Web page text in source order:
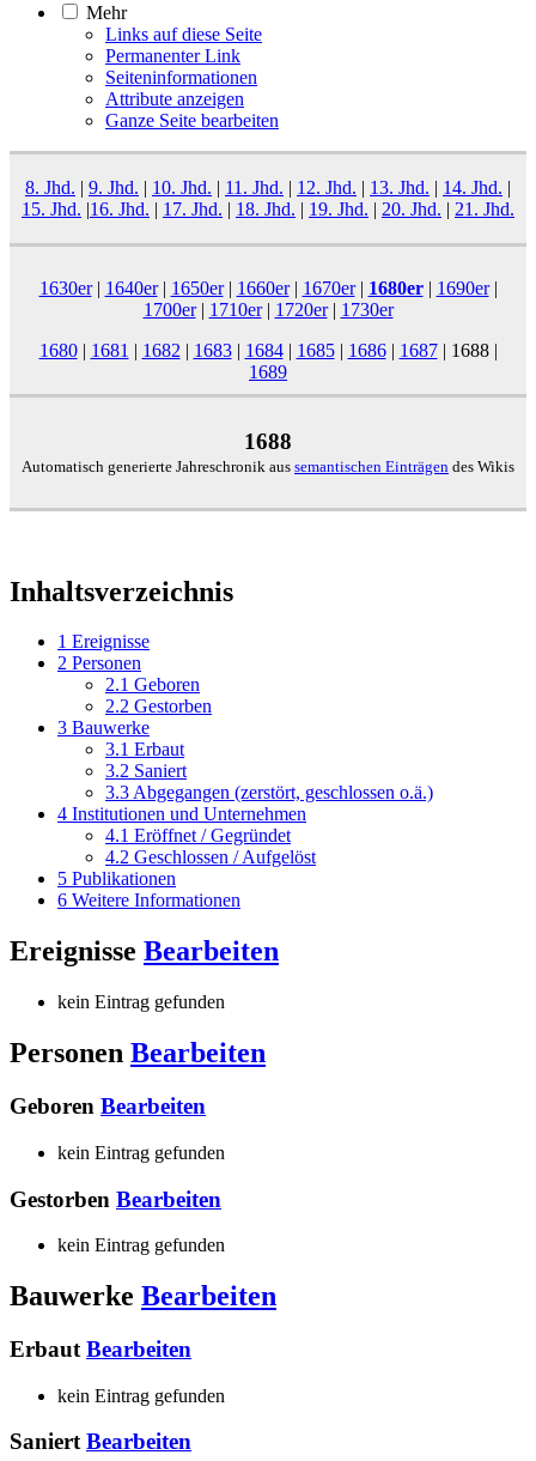
Mehr
Links auf diese Seite
Permanenter Link
Seiten­­informationen
Attribute anzeigen
Ganze Seite bearbeiten
8. Jhd. | 9. Jhd. | 10. Jhd. | 11. Jhd. | 12. Jhd. | 13. Jhd. | 14. Jhd. |
15. Jhd. |16. Jhd. | 17. Jhd. | 18. Jhd. | 19. Jhd. | 20. Jhd. | 21. Jhd.
1630er| 1640er| 1650er| 1660er| 1670er| 1680er| 1690er|
1700er| 1710er| 1720er| 1730er
1680| 1681 | 1682 | 1683| 1684| 1685| 1686| 1687| 1688|
1689
1688
Automatisch generierte Jahreschronik aus semantischen Einträgen des Wikis
Inhaltsverzeichnis
1 Ereignisse
2 Personen
2.1 Geboren
2.2 Gestorben
3 Bauwerke
3.1 Erbaut
3.2 Saniert
3.3Abgegangen (zerstört, geschlossen o.ä.)
4 Institutionen und Unternehmen
4.1 Eröffnet / Gegründet
4.2 Geschlossen / Aufgelöst
5 Publikationen
6 Weitere Informationen
Ereignisse Bearbeiten
kein Eintrag gefunden
Personen Bearbeiten
Geboren Bearbeiten
kein Eintrag gefunden
Gestorben Bearbeiten
kein Eintrag gefunden
Bauwerke Bearbeiten
Erbaut Bearbeiten
kein Eintrag gefunden
Saniert Bearbeiten